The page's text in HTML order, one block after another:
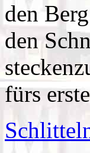
den
den
fürs